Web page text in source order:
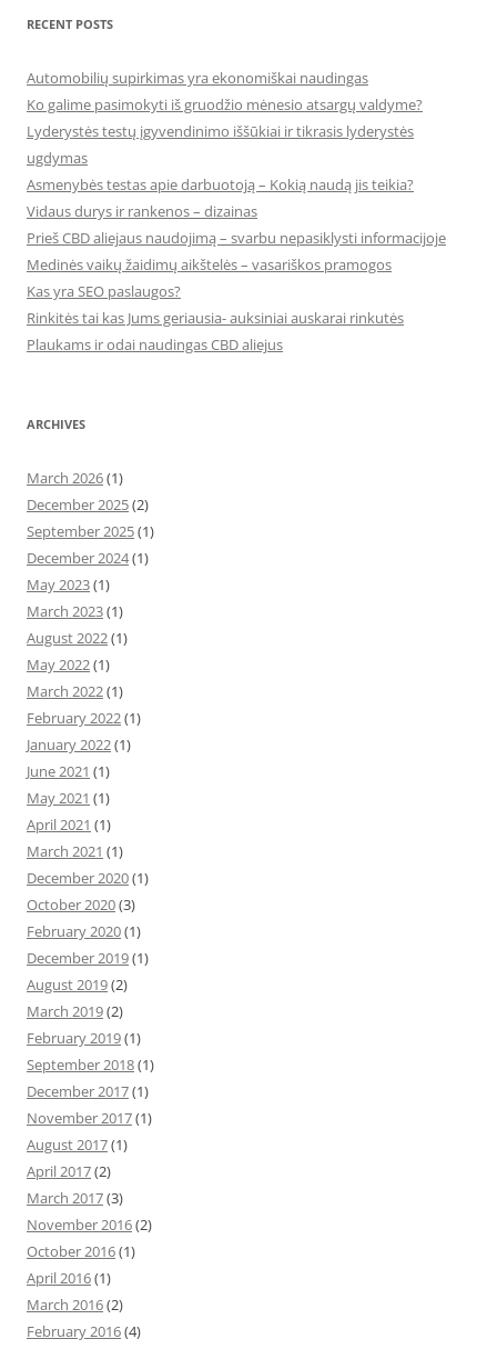
RECENT POSTS
Automobilių supirkimas yra ekonomiškai naudingas
Ko galime pasimokyti iš gruodžio mėnesio atsargų valdyme?
Lyderystės testų įgyvendinimo iššūkiai ir tikrasis lyderystės
ugdymas
Asmenybės testas apie darbuotoją – Kokią naudą jis teikia?
Vidaus durys ir rankenos – dizainas
Prieš CBD aliejaus naudojimą – svarbu nepasiklysti informacijoje
Medinės vaikų žaidimų aikštelės – vasariškos pramogos
Kas yra SEO paslaugos?
Rinkitės tai kas Jums geriausia- auksiniai auskarai rinkutės
Plaukams ir odai naudingas CBD aliejus
ARCHIVES
March 2026(1)
December 2025(2)
September 2025(1)
December 2024(1)
May 2023(1)
March 2023(1)
August 2022(1)
May 2022(1)
March 2022(1)
February 2022(1)
January 2022(1)
June 2021 (1)
May 2021 (1)
April 2021 (1)
March 2021 (1)
December 2020(1)
October 2020(3)
February 2020(1)
December 2019(1)
August 2019(2)
March 2019(2)
February 2019(1)
September 2018(1)
December 2017(1)
November 2017(1)
August 2017(1)
April 2017(2)
March 2017(3)
November 2016(2)
October 2016(1)
April 2016(1)
March 2016(2)
February 2016(4)